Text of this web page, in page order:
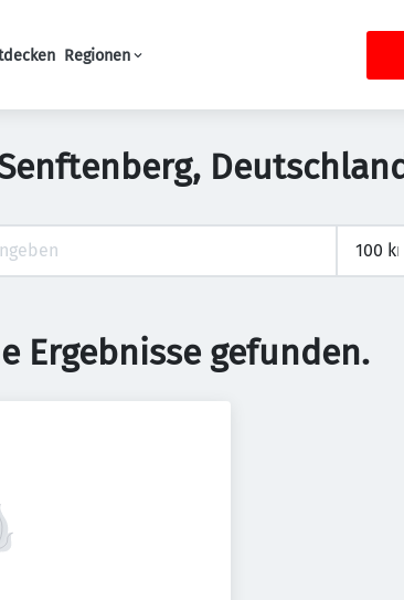
Regionen
Ergebnisse gefunden.